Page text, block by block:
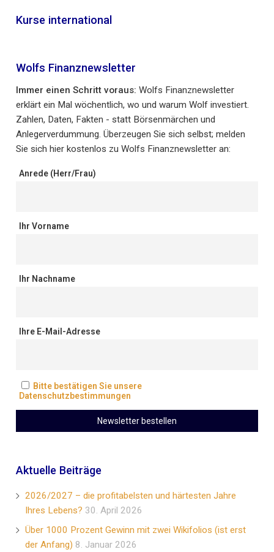
Kurse international
Wolfs Finanznewsletter
Immer einen Schritt voraus: Wolfs Finanznewsletter
erklärt ein Mal wöchentlich, wo und warum Wolf investiert.
Zahlen, Daten, Fakten - statt Börsenmärchen und
Anlegerverdummung. Überzeugen Sie sich selbst; melden
Sie sich hier kostenlos zu Wolfs Finanznewsletter an:
Anrede (Herr/Frau)
Ihr Vorname
Ihr Nachname
Ihre E-Mail-Adresse
Bitte bestätigen Sie unsere
Datenschutzbestimmungen
Aktuelle Beiträge
2026/2027 – die profitabelsten und härtesten Jahre
Ihres Lebens? 30. April 2026
Über 1000 Prozent Gewinn mit zwei Wikifolios (ist erst
der Anfang) 8. Januar 2026